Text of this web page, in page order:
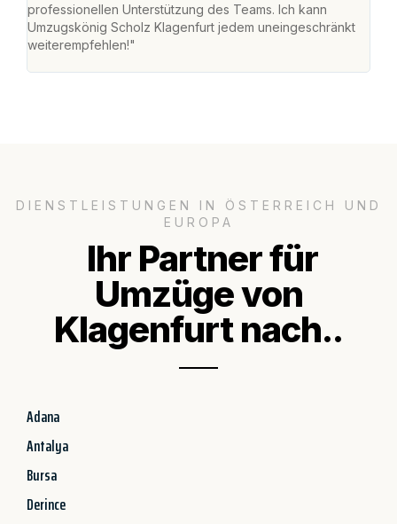
professionellen Unterstützung des Teams. Ich kann
Umzugskönig Scholz Klagenfurt jedem uneingeschränkt
weiterempfehlen!"
DIENSTLEISTUNGEN IN ÖSTERREICH UND
EUROPA
Ihr Partner für
Umzüge von
Klagenfurt nach..
Adana
Antalya
Bursa
Derince